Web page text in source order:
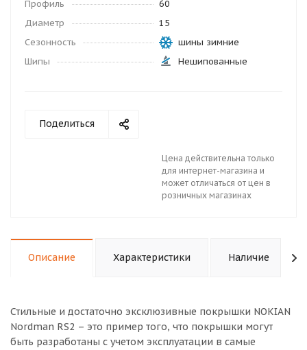
Профиль
60
Диаметр
15
Сезонность
шины зимние
Шипы
Нешипованные
Поделиться
Цена действительна только
для интернет-магазина и
может отличаться от цен в
розничных магазинах
Описание Характеристики Наличие
Стильные и достаточно эксклюзивные покрышки NOKIAN
Nordman RS2 – это пример того, что покрышки могут
быть разработаны с учетом эксплуатации в самые